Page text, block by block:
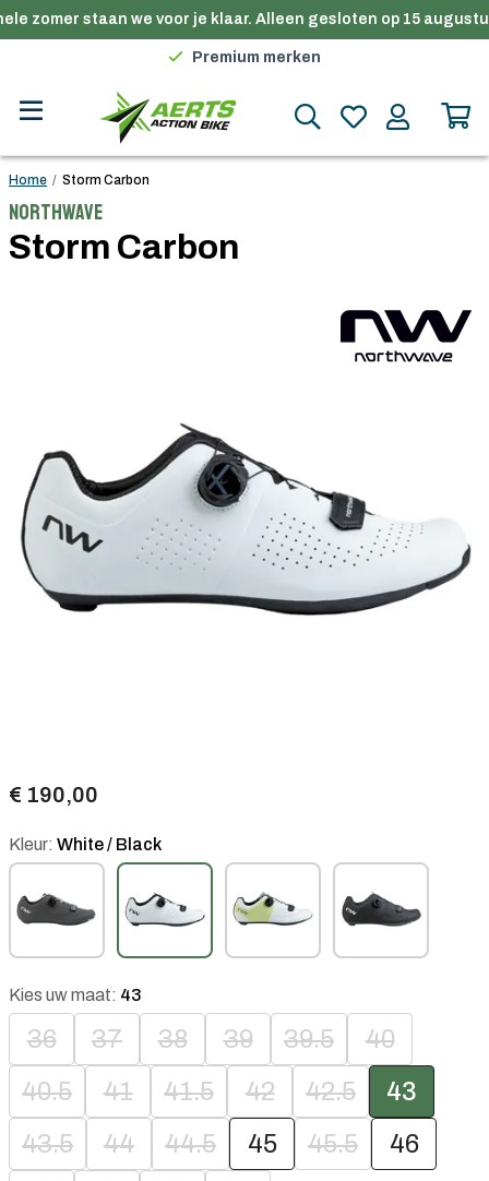
zomer staan we voor je klaar. Alleen gesloten op 15
Gratis verzending in België vanaf €100
Premium merken
Gratis verzending in België vanaf €100
Home / Storm Carbon
Northwave
Storm Carbon
€ 190,00
Kleur: White / Black
Kies uw maat: 43
36 37 38 39 39.5
40
40.5
41 41.5 42 42.5
43
43.5
44 44.5 45 45.5
46